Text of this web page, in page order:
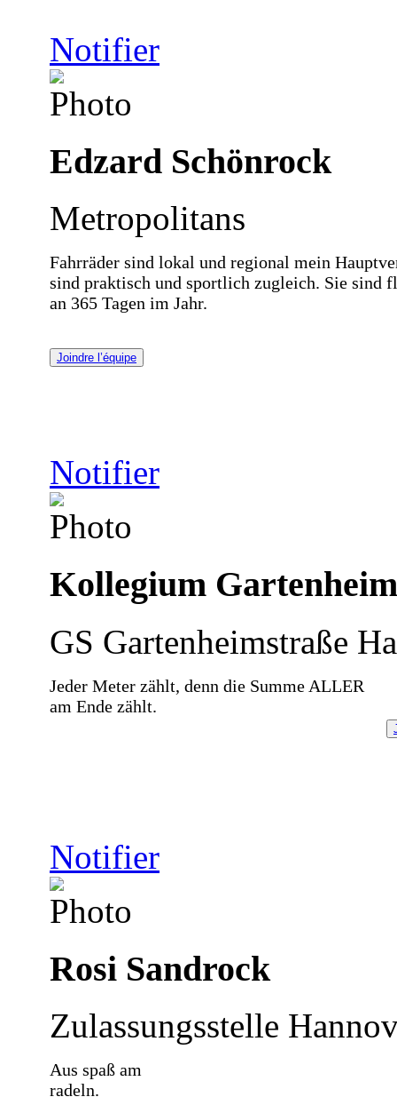
Notifier
Edzard Schönrock
Metropolitans
Fahrräder sind lokal und regional mein
sind praktisch und sportlich zugleich. Sie sind
an 365 Tagen im Jahr.
Joindre l’équipe
Notifier
Kollegium
GS Gartenheimstraße
Jeder Meter zählt, denn die Summe ALLER
am Ende zählt.
Notifier
Rosi Sandrock
Zulassungsstelle
Aus spaß am
radeln.